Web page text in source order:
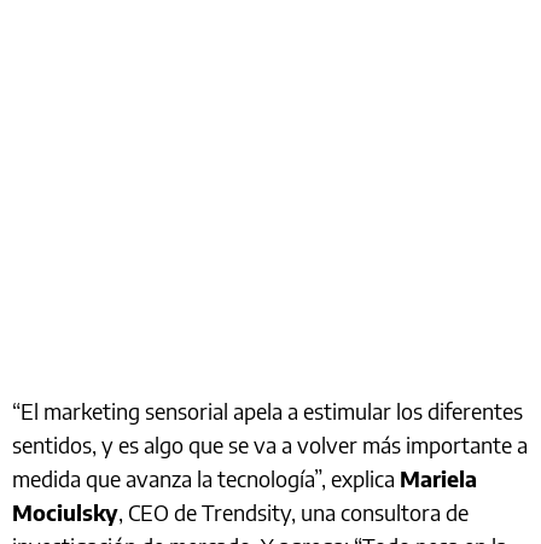
“El marketing sensorial apela a estimular los diferentes
sentidos, y es algo que se va a volver más importante a
medida que avanza la tecnología”, explica Mariela
Mociulsky, CEO de Trendsity, una consultora de